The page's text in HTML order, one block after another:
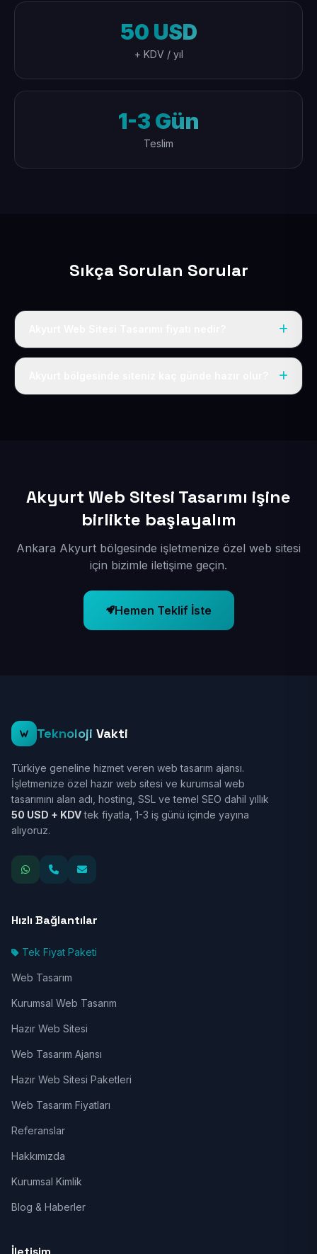
50 USD
+ KDV / yıl
1-3 Gün
Teslim
Sıkça Sorulan Sorular
Tek fiyat uygulanır: yıllık 50 USD + KDV. Bu bedele alan
Akyurt Web Sitesi Tasarımı işine
birlikte başlayalım
Ankara Akyurt bölgesinde işletmenize özel web sitesi
için bizimle iletişime geçin.
Hemen Teklif İste
Teknoloji Vakti
Türkiye geneline hizmet veren web tasarım ajansı.
İşletmenize özel hazır web sitesi ve kurumsal web
tasarımını alan adı, hosting, SSL ve temel SEO dahil yıllık
50 USD + KDVtek fiyatla, 1-3 iş günü içinde yayına
alıyoruz.
Hızlı Bağlantılar
Tek Fiyat Paketi
Web Tasarım
Kurumsal Web Tasarım
Hazır Web Sitesi
Web Tasarım Ajansı
Hazır Web Sitesi Paketleri
Web Tasarım Fiyatları
Referanslar
Hakkımızda
Kurumsal Kimlik
Blog & Haberler